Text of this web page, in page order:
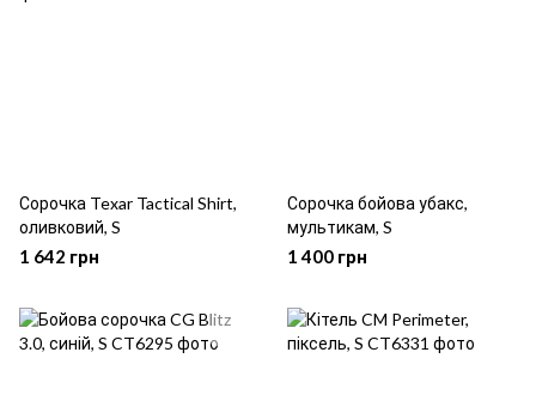
Сорочка Texar Tactical Shirt,
оливковий, S
1 642 грн
Сорочка бойова убакс,
мультикам, S
1 400 грн